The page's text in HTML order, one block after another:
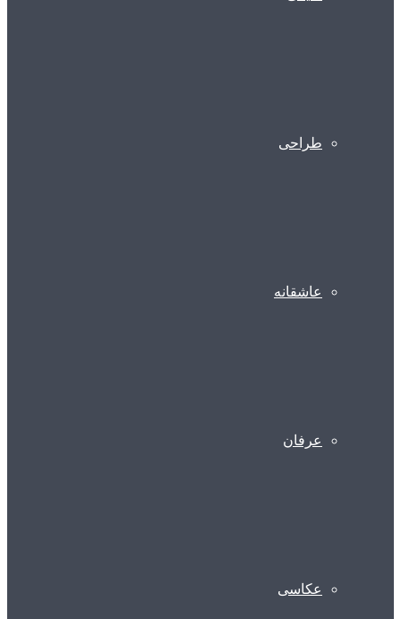
طراحی
عاشقانه
عرفان
عکاسی